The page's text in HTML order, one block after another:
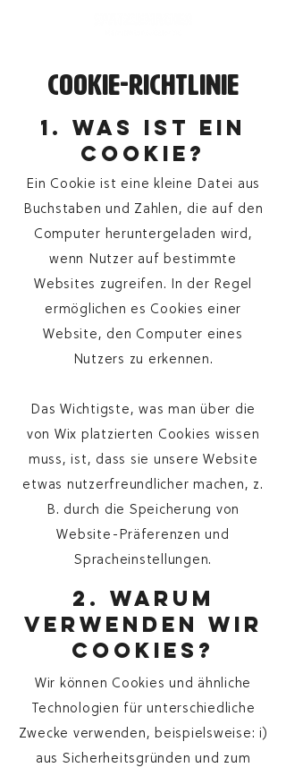
COOKIE-RICHTLINIE
1. Was ist ein
Cookie?
Ein Cookie ist eine kleine Datei aus
Buchstaben und Zahlen, die auf den
Computer heruntergeladen wird,
wenn Nutzer auf bestimmte
Websites zugreifen. In der Regel
ermöglichen es Cookies einer
Website, den Computer eines
Nutzers zu erkennen.
Das Wichtigste, was man über die
von Wix platzierten Cookies wissen
muss, ist, dass sie unsere Website
etwas nutzerfreundlicher machen, z.
B. durch die Speicherung von
Website-Präferenzen und
Spracheinstellungen.
2. Warum
verwenden wir
Cookies?
Wir können Cookies und ähnliche
Technologien für unterschiedliche
Zwecke verwenden, beispielsweise: i)
aus Sicherheitsgründen und zum